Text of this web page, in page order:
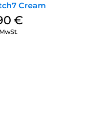
Cream
€